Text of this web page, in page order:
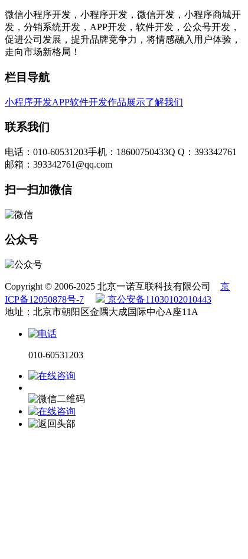
微信小程序开发，小程序开发，微信开发，小程序商城开
发，分销系统开发，APP开发，软件开发，公众号开发，
促进公司发展，提升品牌竞争力，将情感融入用户体验，
走向市场新格局！
栏目导航
小程序开发APP软件开发作品展示了解我们
联系我们
电话：010-60531203手机：18600750433Q Q：393342761
邮箱：393342761@qq.com
扫一扫加微信
公众号
Copyright © 2006-2025 北京一诺互联科技有限公司 京
ICP备12050878号-7
京公安备11030102010443
地址：北京市朝阳区金隅大成国际中心A座11A
010-60531203